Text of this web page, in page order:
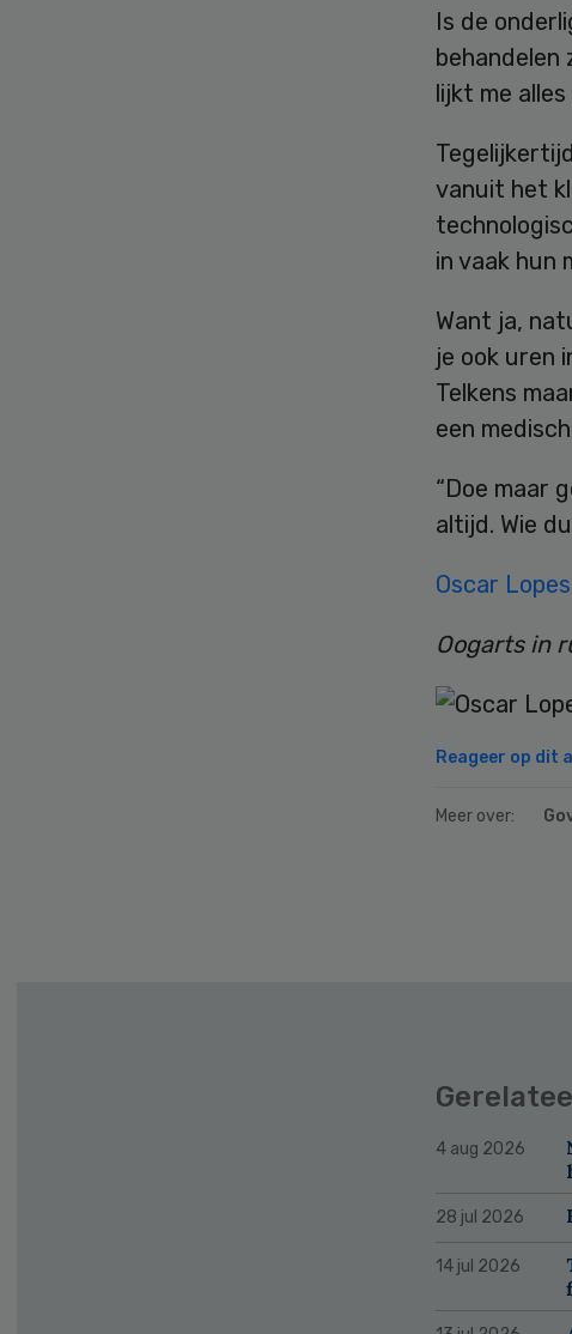
Is de
behandelen
lijkt me
vanuit het
in vaak hun
Want ja,
je ook uren
Telkens
een
“Doe maar
altijd. Wie
Oscar
Oogarts in
Reageer op dit
Meer over:
4 aug 2026
28 jul 2026
14 jul 2026